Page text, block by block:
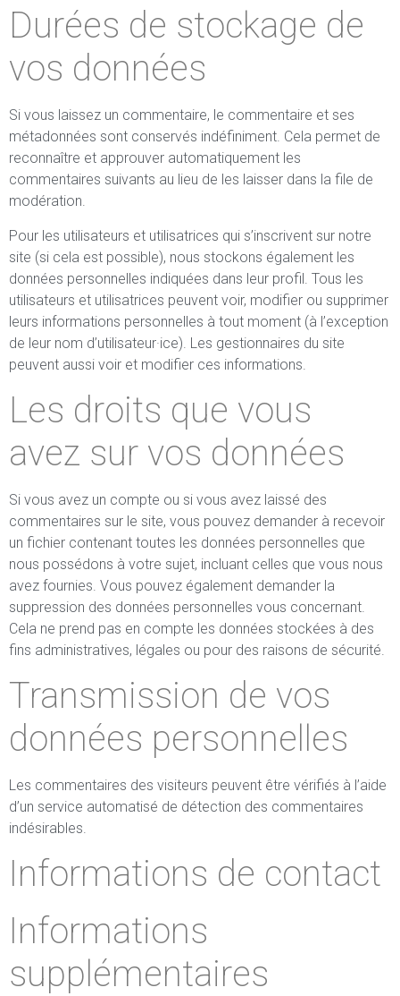
Durées de stockage de
vos données
Si vous laissez un commentaire, le commentaire et ses
métadonnées sont conservés indéfiniment. Cela permet de
reconnaître et approuver automatiquement les
commentaires suivants au lieu de les laisser dans la file de
modération.
Pour les utilisateurs et utilisatrices qui s’inscrivent sur notre
site (si cela est possible), nous stockons également les
données personnelles indiquées dans leur profil. Tous les
utilisateurs et utilisatrices peuvent voir, modifier ou supprimer
leurs informations personnelles à tout moment (à l’exception
de leur nom d’utilisateur·ice). Les gestionnaires du site
peuvent aussi voir et modifier ces informations.
Les droits que vous
avez sur vos données
Si vous avez un compte ou si vous avez laissé des
commentaires sur le site, vous pouvez demander à recevoir
un fichier contenant toutes les données personnelles que
nous possédons à votre sujet, incluant celles que vous nous
avez fournies. Vous pouvez également demander la
suppression des données personnelles vous concernant.
Cela ne prend pas en compte les données stockées à des
fins administratives, légales ou pour des raisons de sécurité.
Transmission de vos
données personnelles
Les commentaires des visiteurs peuvent être vérifiés à l’aide
d’un service automatisé de détection des commentaires
indésirables.
Informations de contact
Informations
supplémentaires